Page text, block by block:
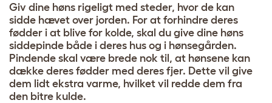
Giv dine høns rigeligt med steder, hvor de kan
sidde hævet over jorden. For at forhindre deres
fødder i at blive for kolde, skal du give dine høns
siddepinde både i deres hus og i hønsegården.
Pindende skal være brede nok til, at hønsene kan
dække deres fødder med deres fjer. Dette vil give
dem lidt ekstra varme, hvilket vil redde dem fra
den bitre kulde.